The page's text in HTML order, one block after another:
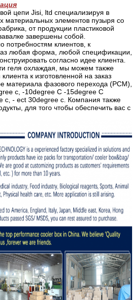
цепи Jisi, ltd специализируя в
материальных элементов пузыря со
от продукции пластиковой
завершены собой.
потребностям клиентов, к
любая форма, любой спецификации,
согласно идее клиента.
геля охлаждая, мы можем также
к изготовленной на заказ
материала фазового перехода (PCM),
c, -10degree C -15degree C
c, - ect 30degree c. Компания также
для того чтобы обеспечить вас с